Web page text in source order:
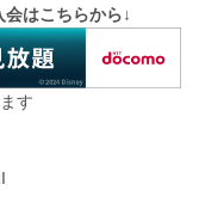
会はこちらから↓
す